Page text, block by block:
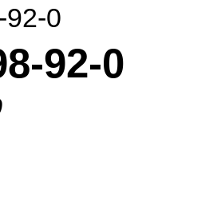
92-0
92-0